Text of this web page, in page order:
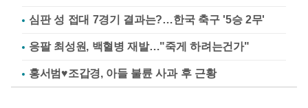
심판 성 접대 7경기 결과는?…한국 축구 '5승 2무'
응팔 최성원, 백혈병 재발…"죽게 하려는건가"
홍서범♥조갑경, 아들 불륜 사과 후 근황